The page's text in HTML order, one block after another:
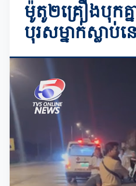
ម៉ូតូ២គ្រឿងបុក
បុរសម្នាក់ស្លាប់